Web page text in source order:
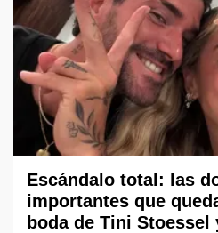
Escándalo total: las
importantes que
boda de Tini Stoessel